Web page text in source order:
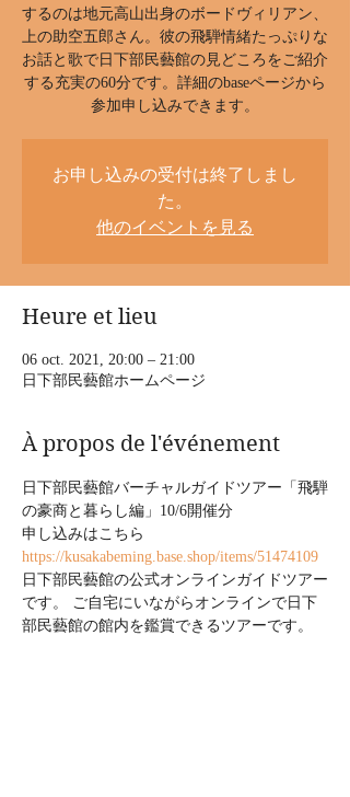
するのは地元高山出身のボードヴィリアン、
上の助空五郎さん。彼の飛騨情緒たっぷりな
お話と歌で日下部民藝館の見どころをご紹介
する充実の60分です。詳細のbaseページから
参加申し込みできます。
お申し込みの受付は終了しまし
た。
他のイベントを見る
Heure et lieu
06 oct. 2021, 20:00 – 21:00
日下部民藝館ホームページ
À propos de l'événement
日下部民藝館バーチャルガイドツアー「飛騨
の豪商と暮らし編」10/6開催分
申し込みはこちら
https://kusakabeming.base.shop/items/51474109
日下部民藝館の公式オンラインガイドツアー
です。 ご自宅にいながらオンラインで日下
部民藝館の館内を鑑賞できるツアーです。